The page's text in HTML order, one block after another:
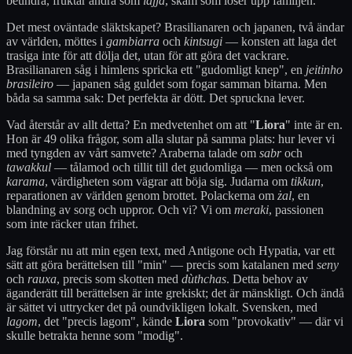
Det mest oväntade släktskapet? Brasilianaren och japanen, två ändar
av världen, möttes i gambiarra och kintsugi — konsten att laga det
trasiga inte för att dölja det, utan för att göra det vackrare.
Brasilianaren såg i himlens spricka ett "gudomligt knep", en jeitinho
brasileiro — japanen såg guldet som fogar samman bitarna. Men
båda sa samma sak: Det perfekta är dött. Det spruckna lever.
Vad återstår av allt detta? En medvetenhet om att "Liora" inte är en.
Hon är 49 olika frågor, som alla slutar på samma plats: hur lever vi
med tyngden av vårt samvete? Araberna talade om sabroch
tawakkul — tålamod och tillit till det gudomliga — men också om
karama, värdigheten som vägrar att böja sig. Judarna om tikkun,
reparationen av världen genom brottet. Polackerna om żal, en
blandning av sorg och uppror. Och vi? Vi om meraki, passionen
som inte räcker utan frihet.
Jag förstår nu att min egen text, med Antigone och Hypatia, var ett
sätt att göra berättelsen till "min" — precis som katalanen med seny
och rauxa, precis som skotten med dùthchas. Detta behov av
äganderätt till berättelsen är inte grekiskt; det är mänskligt. Och ändå
är sättet vi uttrycker det på oundvikligen lokalt. Svensken, med
lagom, det "precis lagom", kände Liora som "provokativ" — där vi
skulle betrakta henne som "modig".